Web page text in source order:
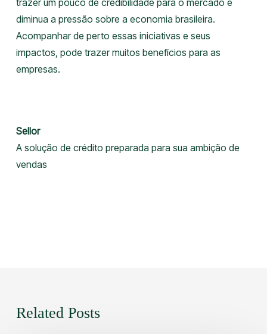
trazer um pouco de credibilidade para o mercado e
diminua a pressão sobre a economia brasileira.
Acompanhar de perto essas iniciativas e seus
impactos, pode trazer muitos benefícios para as
empresas.
Sellor
A solução de crédito preparada para sua ambição de
vendas
Related Posts